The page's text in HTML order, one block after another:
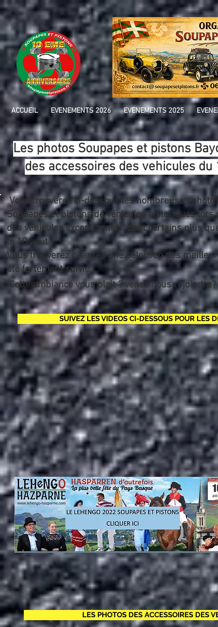
ACCUEIL EVENEMENTS 2026 EVENEMENTS 2025
Les photos Soupapes et pistons
des accessoires des vehicules
Vous trouverez ci-dessous les nombreuses
Soupapes et pistons de véhicules historiques
des véhicules exceptionnels, dont certains plus
le 10 aout
Vous trouverez ci-après une sélection des
été fortement suivie.
Cette ambiance vous plait ? venez nous rejoindre?
SUIVEZ LES VIDEOS CI-DESSOUS POUR LES
LES PHOTOS DES ACCESSOIRES DES